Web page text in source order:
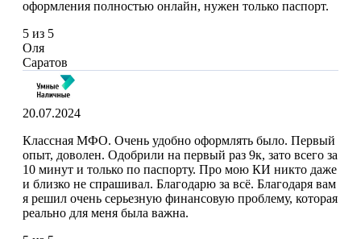
оформления полностью онлайн, нужен только паспорт.
5 из 5
Оля
Саратов
20.07.2024
Классная МФО. Очень удобно оформлять было. Первый
опыт, доволен. Одобрили на первый раз 9к, зато всего за
10 минут и только по паспорту. Про мою КИ никто даже
и близко не спрашивал. Благодарю за всё. Благодаря вам
я решил очень серьезную финансовую проблему, которая
реально для меня была важна.